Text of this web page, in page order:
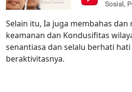
Selain itu, Ia juga membahas
keamanan dan Kondusifitas
senantiasa dan selalu berhati
beraktivitasnya.